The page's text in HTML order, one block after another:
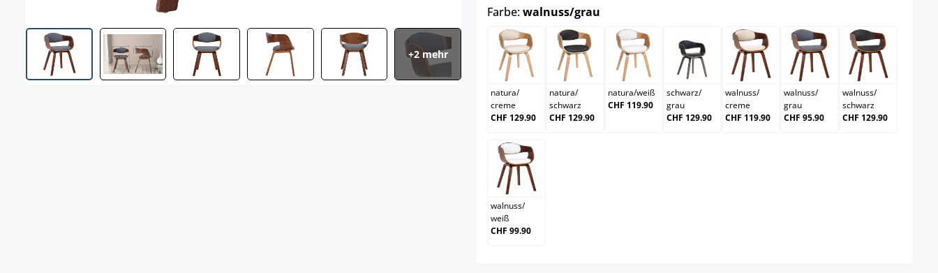
+2 mehr
Farbe:walnuss/grau
natura/creme
natura/
creme
CHF 129.90
natura/schwarz
natura/
schwarz
CHF 129.90
natura/weiß
natura/weiß
CHF 119.90
schwarz/grau
schwarz/
grau
CHF 129.90
walnuss/creme
walnuss/
creme
CHF 119.90
walnuss/grau
walnuss/
grau
CHF 95.90
walnuss/
walnuss/
schwarz
CHF 129.90
walnuss/weiß
walnuss/
weiß
CHF 99.90